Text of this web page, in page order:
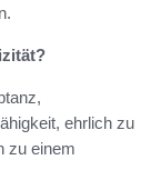
ehrlich zu
zu einem